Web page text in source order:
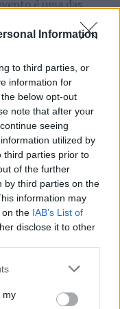
Information
to third parties, or
information for
below opt-out
note that after your
seeing
utilized by
third parties prior to
of the further
by third parties on the
information may
on the IAB’s List of
disclose it to other
my
é uma das
que em 2026
do Castelo, Vila
dos desportos
promovendo o
naturais.
as etapas do
o que mais precisa
vento não há
vez, alem da
parte deste
entre atletas,
a marca Nortada
relação de
finalistas
in Politics
Centro de